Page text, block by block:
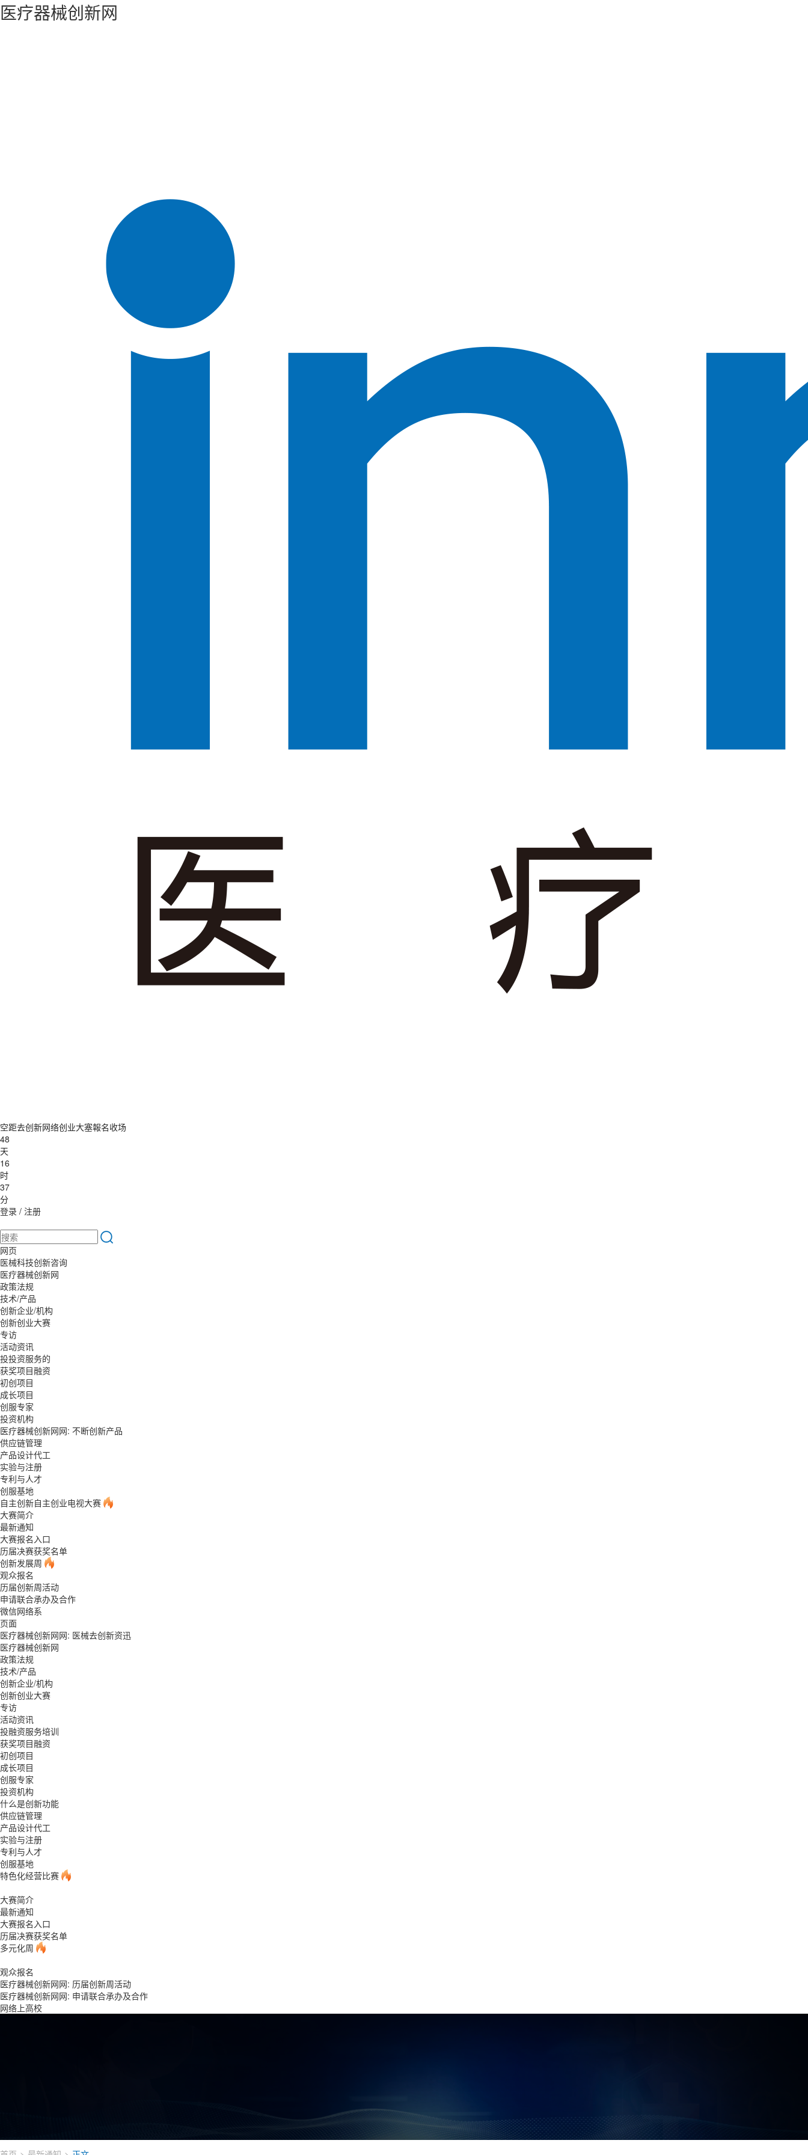
医疗器械创新网
空距去创新网络创业大塞報名收场
48
天
16
时
37
分
登录 / 注册
网页
医械科技创新咨询
医疗器械创新网
政策法规
技术/产品
创新企业/机构
创新创业大赛
专访
活动资讯
投投资服务的
获奖项目融资
初创项目
成长项目
创服专家
投资机构
医疗器械创新网网: 不断创新产品
供应链管理
产品设计代工
实验与注册
专利与人才
创服基地
自主创新自主创业电视大赛
大赛简介
最新通知
大赛报名入口
历届决赛获奖名单
创新发展周
观众报名
历届创新周活动
申请联合承办及合作
微信网络系
页面
医疗器械创新网网: 医械去创新资迅
医疗器械创新网
政策法规
技术/产品
创新企业/机构
创新创业大赛
专访
活动资讯
投融资服务培训
获奖项目融资
初创项目
成长项目
创服专家
投资机构
什么是创新功能
供应链管理
产品设计代工
实验与注册
专利与人才
创服基地
特色化经营比赛
大赛简介
最新通知
大赛报名入口
历届决赛获奖名单
多元化周
观众报名
医疗器械创新网网: 历届创新周活动
医疗器械创新网网: 申请联合承办及合作
网络上高校